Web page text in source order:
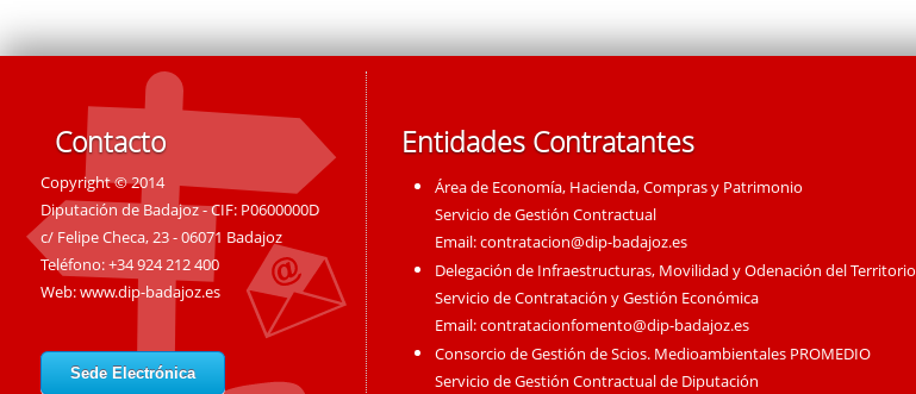
Contacto
Copyright © 2014
Diputación de Badajoz - CIF: P0600000D
c/ Felipe Checa, 23 - 06071 Badajoz
Teléfono: +34 924 212 400
Web:www.dip-badajoz.es
Sede Electrónica
Entidades Contratantes
Área de Economía, Hacienda, Compras y Patrimonio
Servicio de Gestión Contractual
Email:contratacion@dip-badajoz.es
Delegación de Infraestructuras, Movilidad y Odenación del Territorio
Servicio de Contratación y Gestión Económica
Email:contratacionfomento@dip-badajoz.es
Consorcio de Gestión de Scios. Medioambientales PROMEDIO
Servicio de Gestión Contractual de Diputación